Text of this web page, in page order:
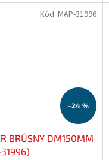
–24 %
BRÚSNY DM150MM
Kód: MAP-31996